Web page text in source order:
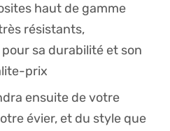
haut de gamme
résistants,
pour sa durabilité et son
prix
ensuite de votre
évier, et du style que